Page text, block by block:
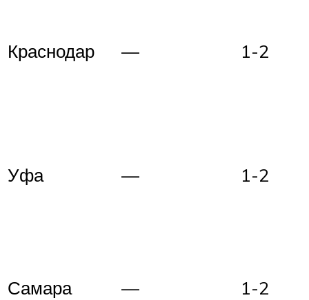
Краснодар — 1-2
Уфа — 1-2
Самара — 1-2